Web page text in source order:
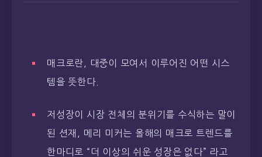
매크로란, 대중이 모여서 이루어진 어떤 시스
템을 뜻한다.
저성장이 시장 전체의 분위기를 수식하는 말이
된 션재, 메리 미커는 올해의 매크로 트렌드를
한마디로 “더 이상의 쉬운 성장은 없다” 라고